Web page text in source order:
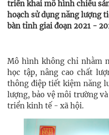
triển khai mô hình chiếu
hoạch sử dụng năng lượng
bàn tỉnh giai đoạn 2021 -
Mô hình không chỉ nhằm
học tập, nâng cao chất
thông điệp tiết kiệm năng
lượng, bảo vệ môi trường
triển kinh tế - xã hội.